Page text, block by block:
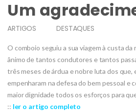
Um
ARTIGOS DESTAQUES
O comboio seguiu a sua viagem à custa da
ânimo de tantos condutores e tantos
três meses de árdua e nobre luta dos que,
empenharam na defesa do bem pessoal e
maior dignidade todos os esforços para
:: ler o artigo completo